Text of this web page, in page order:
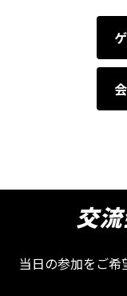
交
当日の参加をご